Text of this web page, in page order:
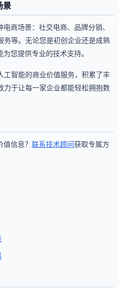
景
商场景：社交电商、品牌分销、
务等。无论您是初创企业还是成熟
您提供专业的技术支持。
智能的商业价值服务，积累了丰
力于让每一家企业都能轻松拥抱数
信息？ 联系技术顾问获取专属方